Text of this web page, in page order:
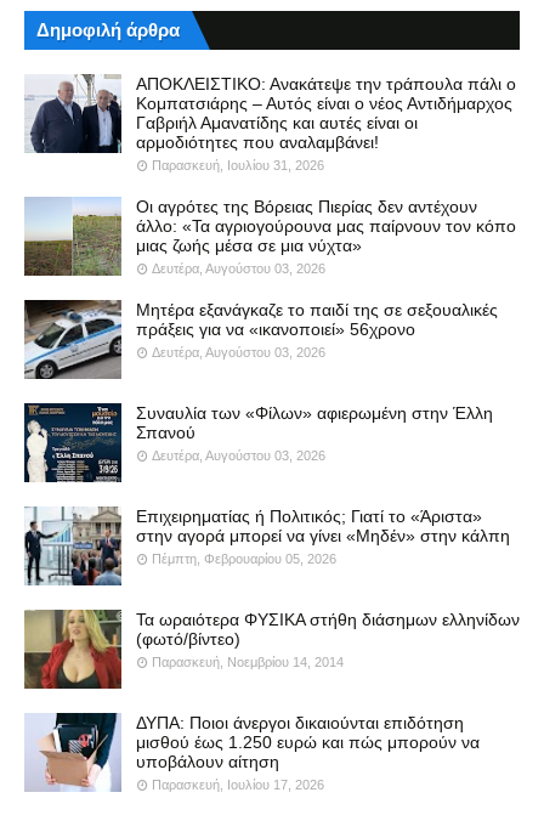
Δημοφιλή άρθρα
ΑΠΟΚΛΕΙΣΤΙΚΟ: Ανακάτεψε την τράπουλα πάλι ο
Κομπατσιάρης – Αυτός είναι ο νέος Αντιδήμαρχος
Γαβριήλ Αμανατίδης και αυτές είναι οι
αρμοδιότητες που αναλαμβάνει!
Παρασκευή, Ιουλίου 31, 2026
Οι αγρότες της Βόρειας Πιερίας δεν αντέχουν
άλλο: «Τα αγριογούρουνα μας παίρνουν τον κόπο
μιας ζωής μέσα σε μια νύχτα»
Δευτέρα, Αυγούστου 03, 2026
Μητέρα εξανάγκαζε το παιδί της σε σεξουαλικές
πράξεις για να «ικανοποιεί» 56χρονο
Δευτέρα, Αυγούστου 03, 2026
Συναυλία των «Φίλων» αφιερωμένη στην Έλλη
Σπανού
Δευτέρα, Αυγούστου 03, 2026
Επιχειρηματίας ή Πολιτικός; Γιατί το «Άριστα»
στην αγορά μπορεί να γίνει «Μηδέν» στην κάλπη
Πέμπτη, Φεβρουαρίου 05, 2026
Τα ωραιότερα ΦΥΣΙΚΑ στήθη διάσημων ελληνίδων
(φωτό/βίντεο)
Παρασκευή, Νοεμβρίου 14, 2014
ΔΥΠΑ: Ποιοι άνεργοι δικαιούνται επιδότηση
μισθού έως 1.250 ευρώ και πώς μπορούν να
υποβάλουν αίτηση
Παρασκευή, Ιουλίου 17, 2026